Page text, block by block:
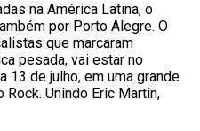
na América Latina, o
por Porto Alegre. O
que marcaram
pesada, vai estar no
13 de julho, em uma grande
Unindo Eric Martin,